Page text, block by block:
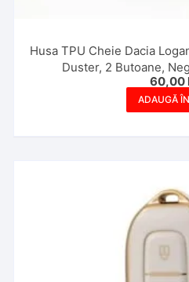
Husa TPU Cheie Dacia
Duster, 2 Butoane,
60,00
ADAUGĂ